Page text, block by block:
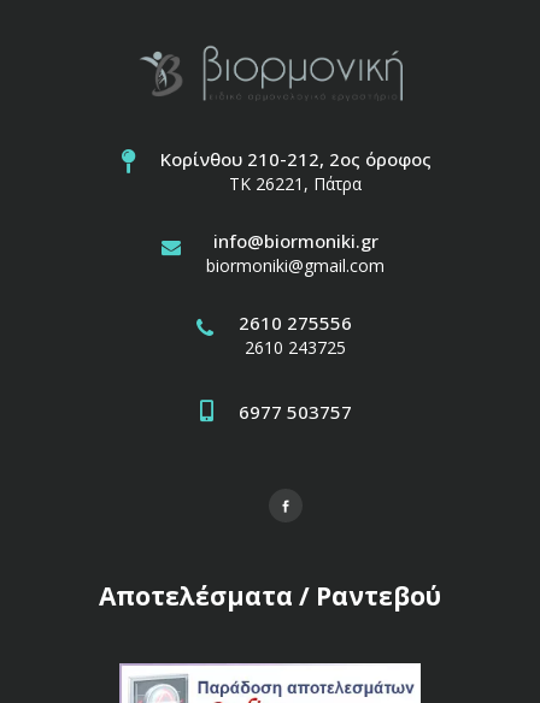
Κορίνθου 210-212, 2ος όροφος
ΤΚ 26221, Πάτρα
info@biormoniki.gr
biormoniki@gmail.com
2610 275556
2610 243725
6977 503757
Αποτελέσματα / Ραντεβού